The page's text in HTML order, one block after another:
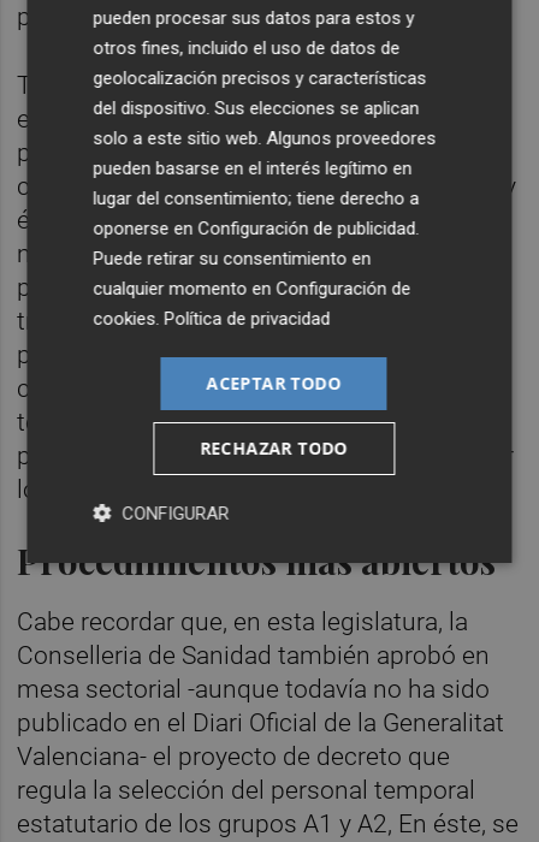
pública.
También se ha incluido el dicho borrador el
eliminar este requisito de grado II de la
provisión de plazas básicas con
características específicas. Si quedara libre y
éstas características específicas se
mantienen, actualmente se procede a su
provisión definitiva mediante concurso de
traslados específico, en el que podrá
participar el personal de la correspondiente
categoría y, en su caso, especialidad, que
tenga, al menos, el grado II de carrera
profesional y esté en condiciones de aportar
los méritos asociados a la plaza.
Procedimientos más abiertos
Cabe recordar que, en esta legislatura, la
Conselleria de Sanidad también aprobó en
mesa sectorial -aunque todavía no ha sido
publicado en el Diari Oficial de la Generalitat
Valenciana- el proyecto de decreto que
regula la selección del personal temporal
estatutario de los grupos A1 y A2, En éste, se
pueden procesar sus datos para estos y
otros fines, incluido el uso de datos de
geolocalización precisos y características
del dispositivo. Sus elecciones se aplican
solo a este sitio web. Algunos proveedores
pueden basarse en el interés legítimo en
lugar del consentimiento; tiene derecho a
oponerse enConfiguración de publicidad.
Puede retirar su consentimiento en
cualquier momento enConfiguración de
cookies.Política de privacidad
ACEPTAR TODO
RECHAZAR TODO
CONFIGURAR